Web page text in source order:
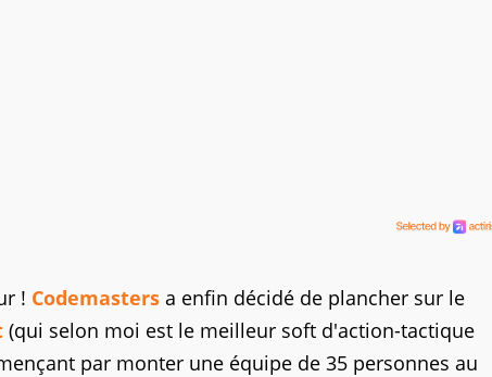
! Codemasters a enfin décidé de plancher sur le
(qui selon moi est le meilleur soft d'action-tactique
par monter une équipe de 35 personnes au